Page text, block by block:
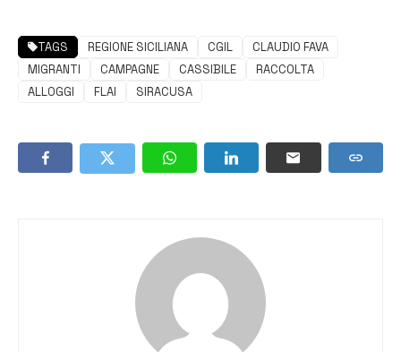
TAGS REGIONE SICILIANA CGIL
CLAUDIO FAVA
MIGRANTI
CAMPAGNE CASSIBILE
RACCOLTA
ALLOGGI
FLAI SIRACUSA